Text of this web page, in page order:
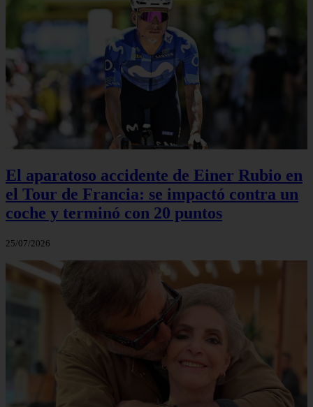
El aparatoso accidente de Einer Rubio en
el Tour de Francia: se impactó contra un
coche y terminó con 20 puntos
25/07/2026